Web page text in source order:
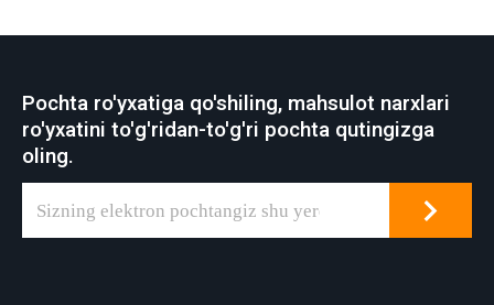
Pochta ro'yxatiga qo'shiling, mahsulot narxlari
ro'yxatini to'g'ridan-to'g'ri pochta qutingizga
oling.